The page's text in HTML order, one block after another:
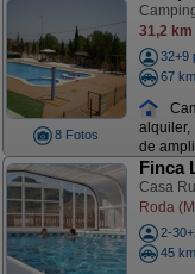
8 Fotos
31,2 km
32+9
67
de
Finca
Casa
Roda
2-
45